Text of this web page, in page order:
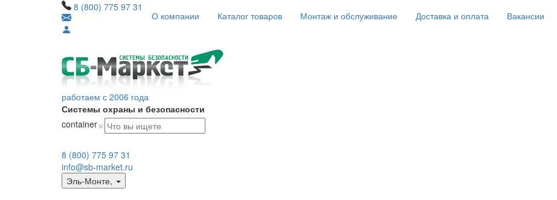
8 (800) 775 97 31
О компании Каталог товаров Монтаж и обслуживание Доставка и оплата Вакансии
работаем с 2006 года
Системы охраны и безопасности
container×
8 (800) 775 97 31
info@sb-market.ru
Эль-Монте,